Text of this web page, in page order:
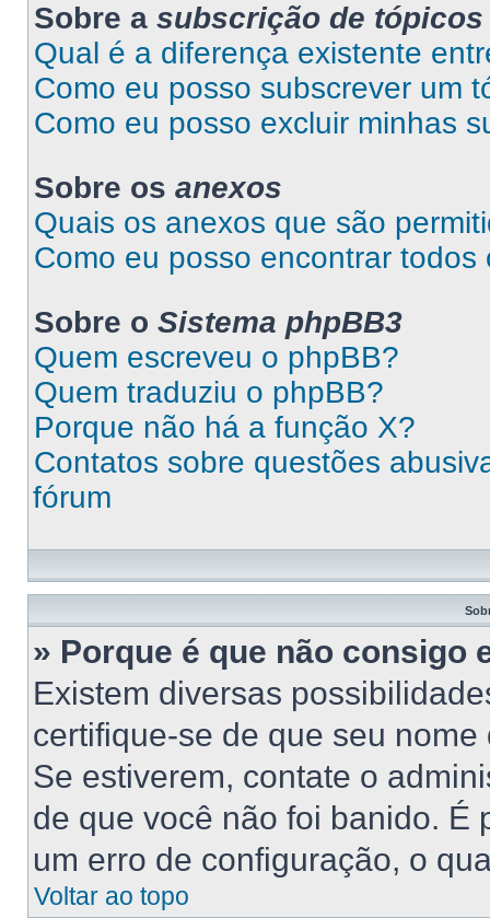
Sobre a subscrição de tópicos
Qual é a diferença existente
Como eu posso subscrever um
Como eu posso excluir minhas
Sobre os anexos
Quais os anexos que são
Como eu posso encontrar todos
Sobre o Sistema phpBB3
Quem escreveu o phpBB?
Quem traduziu o phpBB?
Porque não há a função X?
Contatos sobre questões
fórum
» Porque é que não consigo
Existem diversas
certifique-se de que seu
Se estiverem, contate o
de que você não foi banido. É
um erro de configuração, o
Voltar ao topo